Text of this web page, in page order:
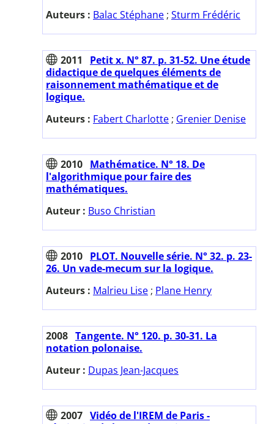
Auteurs : Balac Stéphane ; Sturm Frédéric
2011
Petit x. N° 87. p. 31-52. Une étude
didactique de quelques éléments de
raisonnement mathématique et de
logique.
Auteurs : Fabert Charlotte ; Grenier Denise
2010 Mathématice. N° 18. De
l'algorithmique pour faire des
mathématiques.
Auteur : Buso Christian
2010 PLOT. Nouvelle série. N° 32. p. 23-
26. Un vade-mecum sur la logique.
Auteurs : Malrieu Lise ; Plane Henry
2008 Tangente. N° 120. p. 30-31. La
notation polonaise.
Auteur : Dupas Jean-Jacques
2007 Vidéo de l'IREM de Paris -